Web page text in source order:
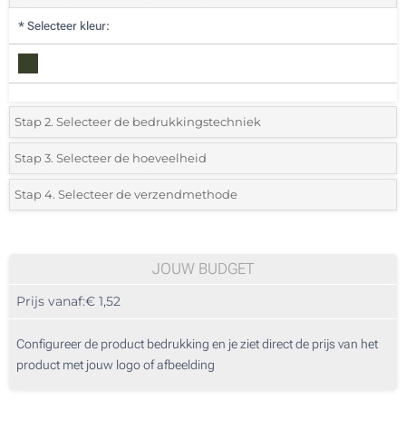
* Selecteer kleur:
Stap 2. Selecteer de bedrukkingstechniek
*Selecteer de bedrukking en kleuren van het logo:
1 Kleur (Aan een zijde)
3 Kleuren (Aan een zijde)
Digitale full colour transferdruk (Aan een zijde)
Stap 3. Selecteer de hoeveelheid
*Selecteer uit de lijst of voeg het gewenste aantal in
150
750
Stap 4. Selecteer de verzendmethode
JOUW BUDGET
Prijs vanaf:€ 1,52
Configureer de product bedrukking en je ziet direct de prijs van het
product met jouw logo of afbeelding